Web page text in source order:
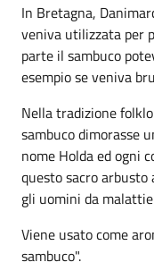
In Bretagna,
veniva utilizzata per
parte il sambuco
esempio se veniva
Nella tradizione
sambuco dimorasse
nome Holda ed ogni
questo sacro
gli uomini da
Viene usato come
sambuco".